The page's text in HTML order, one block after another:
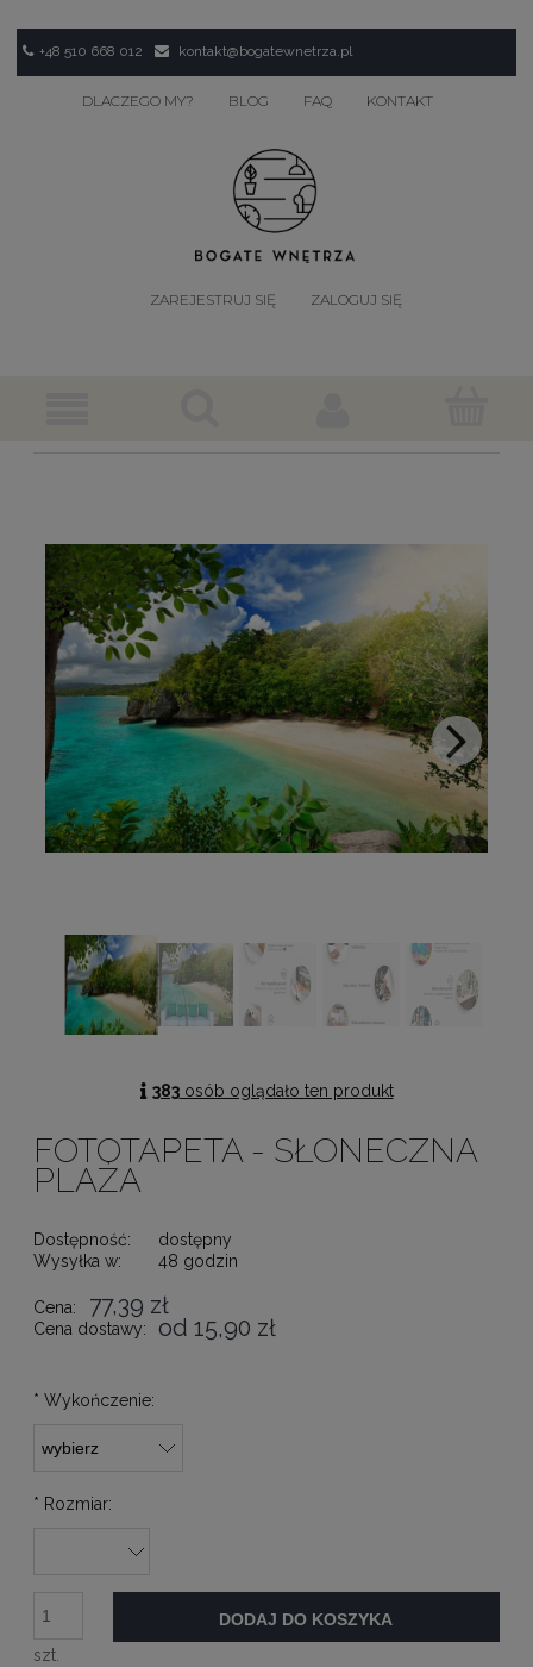
+48 510 668 012 kontakt@bogatewnetrza.pl
DLACZEGO MY? BLOG FAQ KONTAKT
ZAREJESTRUJ SIĘ ZALOGUJ SIĘ
383osób oglądało ten produkt
FOTOTAPETA - SŁONECZNA
PLAŻA
Dostępność:
dostępny
Wysyłka w:
48 godzin
Cena: 77,39 zł
Cena dostawy: od 15,90 zł
* Wykończenie:
* Rozmiar:
szt.
DODAJ DO KOSZYKA